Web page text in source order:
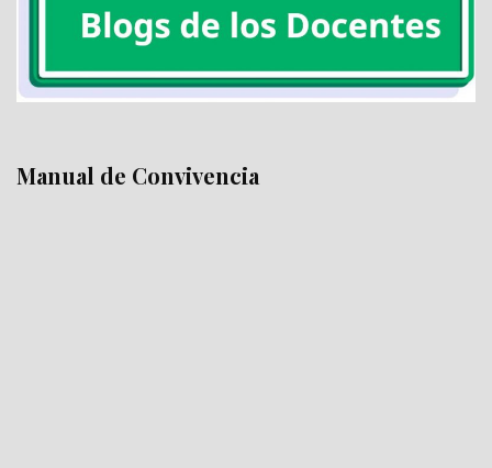
Manual de Convivencia